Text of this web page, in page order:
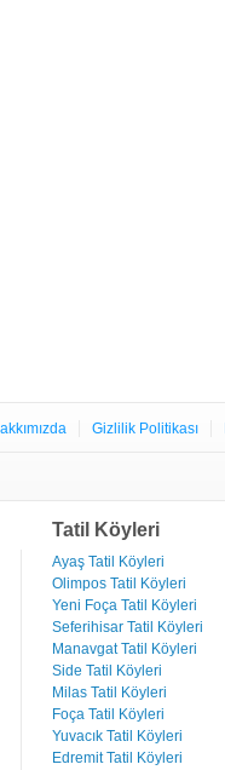
Gizlilik Politikası
Tatil Köyleri
Ayaş Tatil Köyleri
Olimpos Tatil Köyleri
Yeni Foça Tatil Köyleri
Seferihisar Tatil Köyleri
Manavgat Tatil Köyleri
Side Tatil Köyleri
Milas Tatil Köyleri
Foça Tatil Köyleri
Yuvacık Tatil Köyleri
Edremit Tatil Köyleri